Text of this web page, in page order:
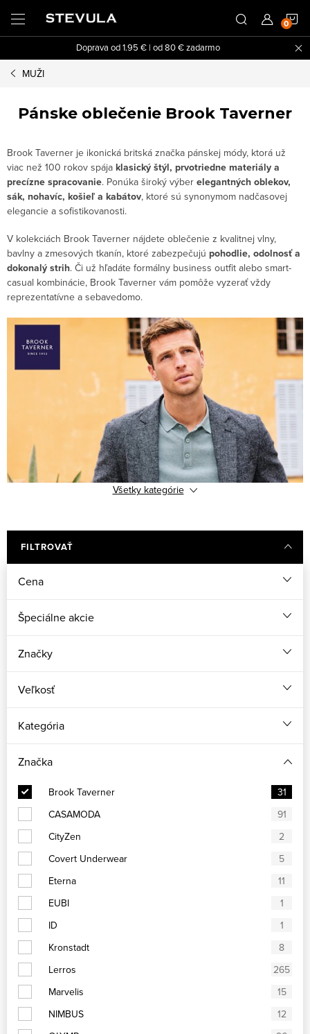
obsah
Doprava od 1.95 € | od 80 € zadarmo
MUŽI
Pánske oblečenie Brook Taverner
Brook Taverner je ikonická britská značka pánskej módy, ktorá už
viac než 100 rokov spája klasický štýl, prvotriedne materiály a
precízne spracovanie. Ponúka široký výber elegantných oblekov,
sák, nohavíc, košieľ a kabátov, ktoré sú synonymom nadčasovej
elegancie a sofistikovanosti.
V kolekciách Brook Taverner nájdete oblečenie z kvalitnej vlny,
bavlny a zmesových tkanín, ktoré zabezpečujú pohodlie, odolnosť a
dokonalý strih. Či už hľadáte formálny business outfit alebo smart-
casual kombinácie, Brook Taverner vám pomôže vyzerať vždy
reprezentatívne a sebavedomo.
Všetky kategórie
FILTROVAŤ
Cena
Špeciálne akcie
Značky
Veľkosť
Kategória
Značka
Brook Taverner
31
CASAMODA
91
CityZen
2
Covert Underwear
5
Eterna
11
EUBI
1
ID
1
Kronstadt
8
Lerros
265
Marvelis
15
NIMBUS
12